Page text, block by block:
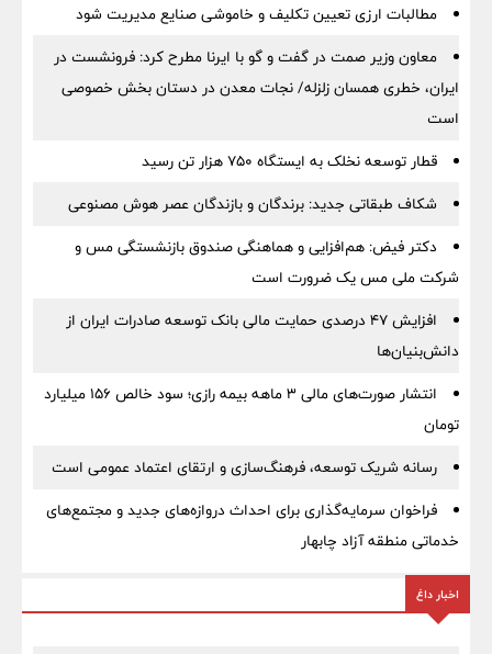
مطالبات ارزی تعیین تکلیف و خاموشی صنایع مدیریت شود
معاون وزیر صمت در گفت و گو با ایرنا مطرح کرد: فرونشست در
ایران، خطری همسان زلزله/ نجات معدن در دستان بخش خصوصی
است
قطار توسعه نخلک به ایستگاه ۷۵۰ هزار تن رسید
شکاف طبقاتی جدید: برندگان و بازندگان عصر هوش مصنوعی
دکتر فیض: هم‌افزایی و هماهنگی صندوق بازنشستگی مس و
شرکت ملی مس یک ضرورت است
افزایش ۴۷ درصدی حمایت مالی بانک توسعه صادرات ایران از
دانش‌بنیان‌ها
انتشار صورت‌های مالی ۳ ماهه بیمه رازی؛ سود خالص ۱۵۶ میلیارد
تومان
رسانه شریک توسعه، فرهنگ‌سازی و ارتقای اعتماد عمومی است
فراخوان سرمایه‌گذاری برای احداث دروازه‌های جدید و مجتمع‌های
خدماتی منطقه آزاد چابهار
اخبار داغ